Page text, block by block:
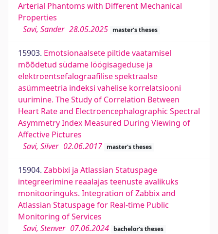
Arterial Phantoms with Different Mechanical
Properties
Savi, Sander 28.05.2025 master's theses
15903. Emotsionaalsete piltide vaatamisel
mõõdetud südame löögisageduse ja
elektroentsefalograafilise spektraalse
asümmeetria indeksi vahelise korrelatsiooni
uurimine. The Study of Correlation Between
Heart Rate and Electroencephalographic Spectral
Asymmetry Index Measured During Viewing of
Affective Pictures
Savi, Silver 02.06.2017 master's theses
15904. Zabbixi ja Atlassian Statuspage
integreerimine reaalajas teenuste avalikuks
monitooringuks. Integration of Zabbix and
Atlassian Statuspage for Real-time Public
Monitoring of Services
Savi, Stenver 07.06.2024 bachelor's theses